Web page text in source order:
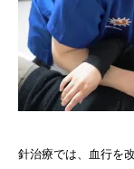
針治療では、血行を